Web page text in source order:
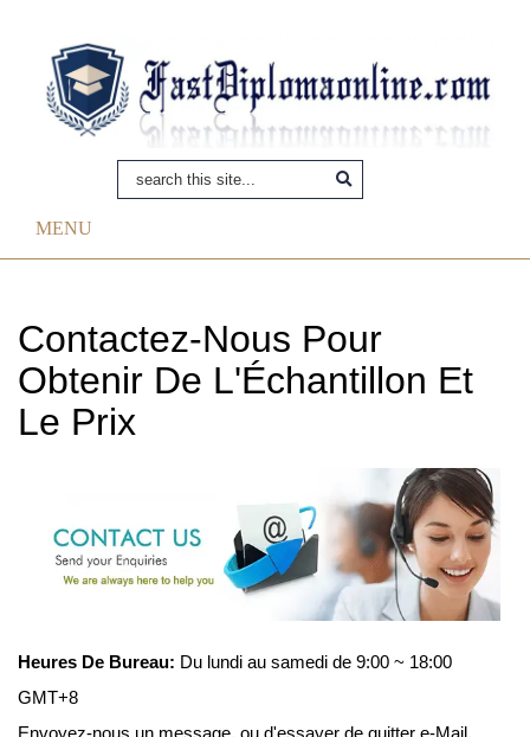
MENU
Contactez-Nous Pour
Obtenir De L'Échantillon Et
Le Prix
Heures De Bureau: Du lundi au samedi de 9:00 ~ 18:00
GMT+8
Envoyez-nous un message, ou d'essayer de quitter e-Mail,